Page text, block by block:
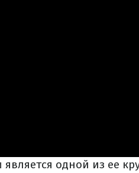
одной из ее